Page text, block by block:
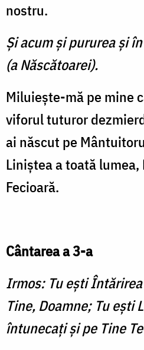
nostru.
Şi acum şi pururea şi
(a Născătoarei).
Miluieşte-mă pe mine
viforul tuturor
ai născut pe
Liniştea a toată lumea,
Fecioară.
Cântarea a 3-a
Irmos: Tu eşti
Tine, Doamne; Tu eşti
întunecaţi şi pe Tine